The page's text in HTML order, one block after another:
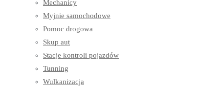
Mechanicy
Myjnie samochodowe
Pomoc drogowa
Skup aut
Stacje kontroli pojazdów
Tunning
Wulkanizacja